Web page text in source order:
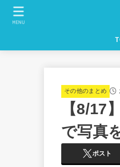
MENU
その他のまとめ
【8/17
で写真
ポスト